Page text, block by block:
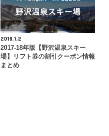
2018.1.2
2017-18年版【野沢温泉スキー
場】リフト券の割引クーポン情報
まとめ